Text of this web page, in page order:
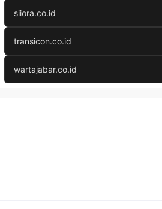
siiora.co.id
transicon.co.id
wartajabar.co.id